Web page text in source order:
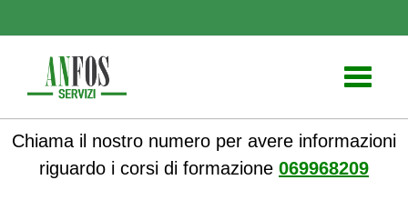
Toggle
Chiama il nostro numero per avere informazioni
riguardo i corsi di formazione 069968209